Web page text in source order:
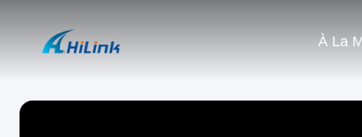
À La